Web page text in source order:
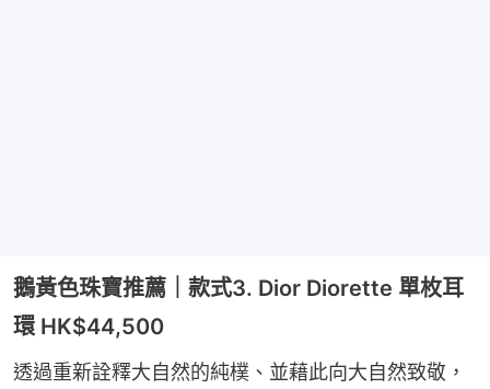
鵝黃色珠寶推薦｜款式3. Dior Diorette 單枚耳
環 HK$44,500
透過重新詮釋大自然的純樸、並藉此向大自然致敬，